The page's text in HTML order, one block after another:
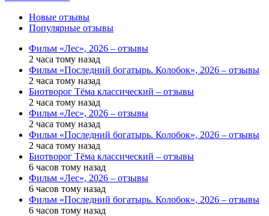
Новые отзывы
Популярные отзывы
Фильм «Лес», 2026 – отзывы
2 часа тому назад
Фильм «Последний богатырь. Колобок», 2026 – отзывы
2 часа тому назад
Биотворог Тёма классический – отзывы
2 часа тому назад
Фильм «Лес», 2026 – отзывы
2 часа тому назад
Фильм «Последний богатырь. Колобок», 2026 – отзывы
2 часа тому назад
Биотворог Тёма классический – отзывы
6 часов тому назад
Фильм «Лес», 2026 – отзывы
6 часов тому назад
Фильм «Последний богатырь. Колобок», 2026 – отзывы
6 часов тому назад